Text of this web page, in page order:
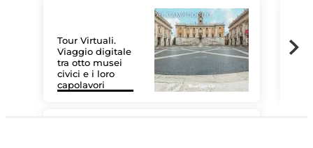
Tour Virtuali.
Viaggio digitale
tra otto musei
civici e i loro
capolavori